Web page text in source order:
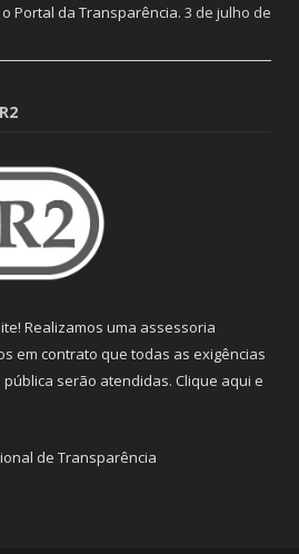
Portal da Transparência. 3 de julho de
Realizamos uma assessoria
em contrato que todas as exigências
serão atendidas. Clique aqui e
de Transparência